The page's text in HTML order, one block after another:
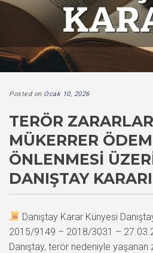
Posted on Ocak 10, 2026
TERÖR
MÜKERRER
ÖNLENMESI
DANIŞTAY KARARI
Danıştay Karar Künyesi
2015/9149 – 2018/3031 –
Danıştay, terör nedeniyle yaşanan